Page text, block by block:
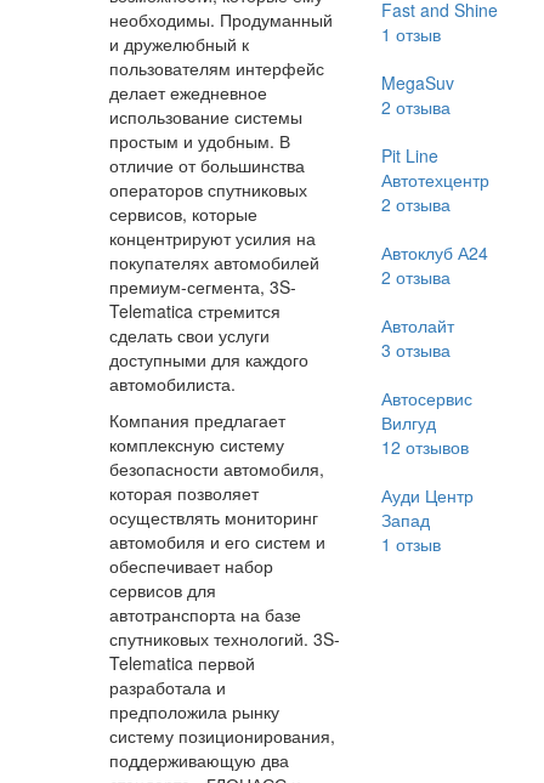
необходимы. Продуманный
и дружелюбный к
пользователям интерфейс
делает ежедневное
использование системы
простым и удобным. В
отличие от большинства
операторов спутниковых
сервисов, которые
концентрируют усилия на
покупателях автомобилей
премиум-сегмента, 3S-
Telematica стремится
сделать свои услуги
доступными для каждого
автомобилиста.
Компания предлагает
комплексную систему
безопасности автомобиля,
которая позволяет
осуществлять мониторинг
автомобиля и его систем и
обеспечивает набор
сервисов для
автотранспорта на базе
спутниковых технологий. 3S-
Telematica первой
разработала и
предположила рынку
систему позиционирования,
поддерживающую два
Fast and Shine
1 отзыв
MegaSuv
2 отзыва
Pit Line
Автотехцентр
2 отзыва
Автоклуб А24
2 отзыва
Автолайт
3 отзыва
Автосервис
Вилгуд
12 отзывов
Ауди Центр
Запад
1 отзыв